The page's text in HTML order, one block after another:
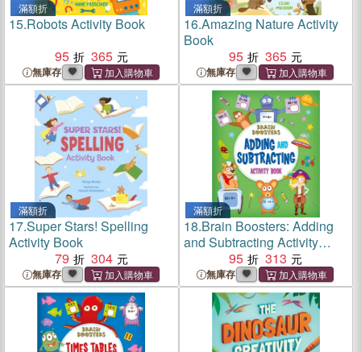
滿額折
15.Robots Activity Book
95
365
無庫存
滿額折
16.Amazing Nature Activity
Book
95
365
無庫存
滿額折
17.Super Stars! Spelling
Activity Book
79
304
無庫存
滿額折
18.Brain Boosters: Adding
and Subtracting Activity
95 313
無庫存